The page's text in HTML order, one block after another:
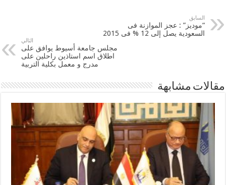
السابق
“موديز” : عجز الموازنة فى
‫‏السعودية‬ يصل إلى 12 % فى 2015
التالي
مجلس جامعة أسيوط يوافق على
اطلاق اسم استاذين راحلين على
مدرج و معمل بكلية التربية
مقالات مشابهة